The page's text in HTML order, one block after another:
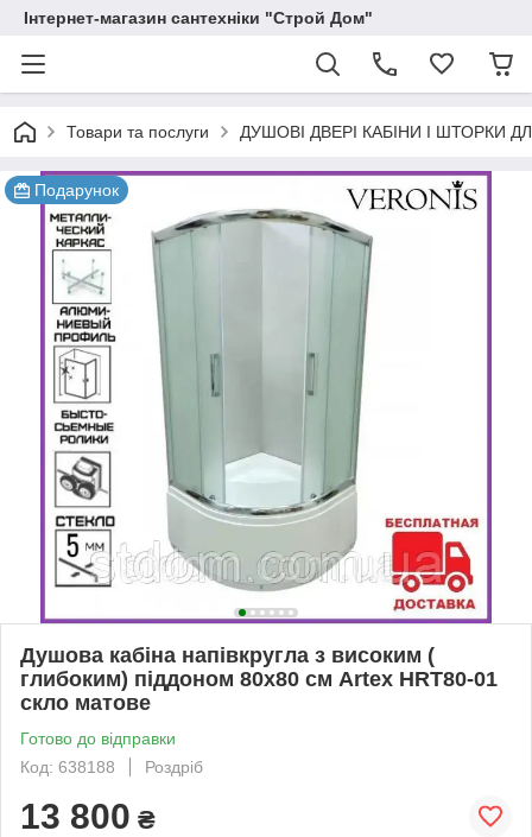
Інтернет-магазин сантехніки "Строй Дом"
Товари та послуги ДУШОВІ ДВЕРІ КАБІНИ І ШТОРКИ
Подарунок
Душова кабіна напівкругла з високим (
глибоким) піддоном 80х80 см Artex HRT80-01
скло матове
Готово до відправки
Код: 638188
Роздріб
13 800 ₴